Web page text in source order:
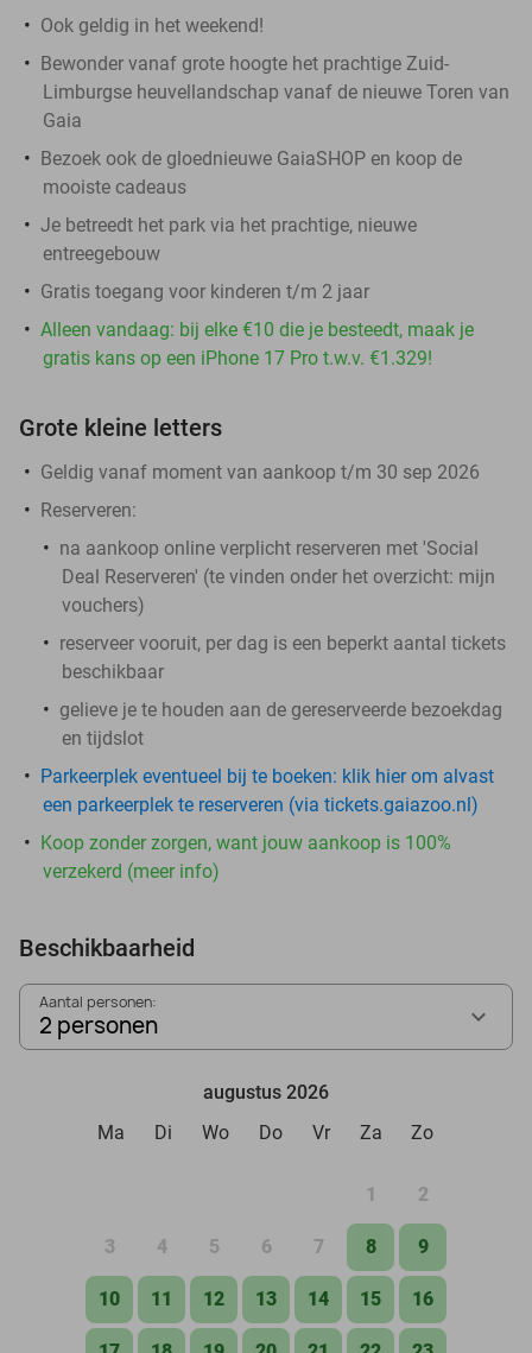
Ook geldig in het weekend!
Bewonder vanaf grote hoogte het prachtige Zuid-
Limburgse heuvellandschap vanaf de nieuwe Toren van
Gaia
Bezoek ook de gloednieuwe GaiaSHOP en koop de
mooiste cadeaus
Je betreedt het park via het prachtige, nieuwe
entreegebouw
Gratis toegang voor kinderen t/m 2 jaar
Alleen vandaag: bij elke €10 die je besteedt, maak je
gratis kans op een iPhone 17 Pro t.w.v. €1.329!
Grote kleine letters
Geldig vanaf moment van aankoop t/m 30 sep 2026
Reserveren:
na aankoop online verplicht reserveren met 'Social
Deal Reserveren' (te vinden onder het overzicht: mijn
vouchers)
reserveer vooruit, per dag is een beperkt aantal tickets
beschikbaar
gelieve je te houden aan de gereserveerde bezoekdag
en tijdslot
Parkeerplek eventueel bij te boeken: klik hier om alvast
een parkeerplek te reserveren (via tickets.gaiazoo.nl)
Koop zonder zorgen, want jouw aankoop is 100%
verzekerd (meer info)
Beschikbaarheid
Aantal personen:
2 personen
augustus 2026
Ma
Di Wo Do Vr Za Zo
1 2
3 4 5 6 7 8 9
10 11 12 13 14 15 16